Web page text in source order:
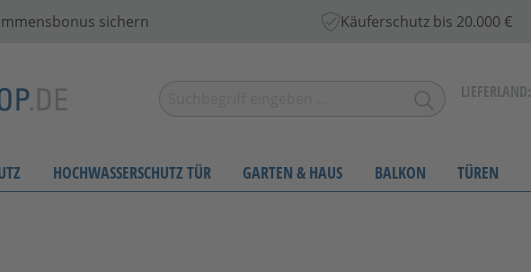
sichern Käuferschutz bis 20.000 €
LIEFERLAND:
HOCHWASSERSCHUTZ TÜR GARTEN & HAUS BALKON TÜREN